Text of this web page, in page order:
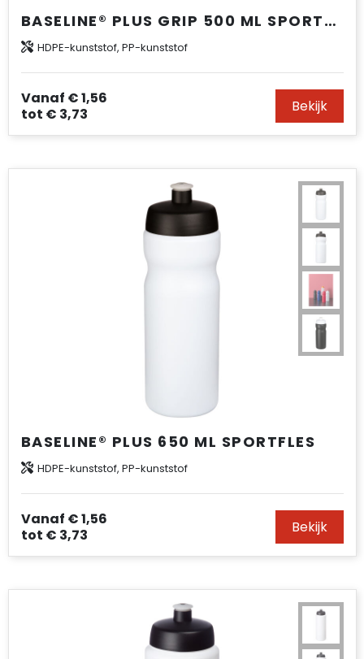
BASELINE® PLUS GRIP 500 ML SPORTFLES MET FLIPCAPDEKSEL
HDPE-kunststof, PP-kunststof
Vanaf € 1,56
tot € 3,73 Bekijk
BASELINE® PLUS 650 ML SPORTFLES
HDPE-kunststof, PP-kunststof
Vanaf € 1,56
tot € 3,73 Bekijk